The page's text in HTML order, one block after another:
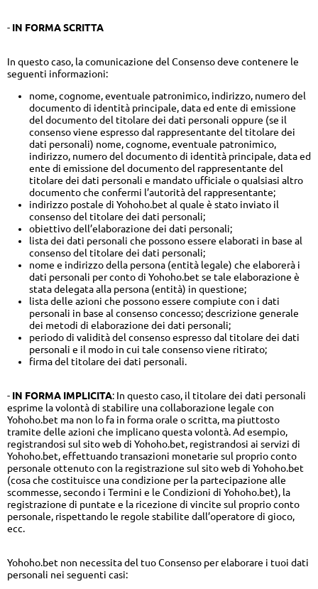
- IN FORMA SCRITTA
In questo caso, la comunicazione del Consenso deve contenere le
seguenti informazioni:
nome, cognome, eventuale patronimico, indirizzo, numero del
documento di identità principale, data ed ente di emissione
del documento del titolare dei dati personali oppure (se il
consenso viene espresso dal rappresentante del titolare dei
dati personali) nome, cognome, eventuale patronimico,
indirizzo, numero del documento di identità principale, data ed
ente di emissione del documento del rappresentante del
titolare dei dati personali e mandato ufficiale o qualsiasi altro
documento che confermi l’autorità del rappresentante;
indirizzo postale di Yohoho.bet al quale è stato inviato il
consenso del titolare dei dati personali;
obiettivo dell’elaborazione dei dati personali;
lista dei dati personali che possono essere elaborati in base al
consenso del titolare dei dati personali;
nome e indirizzo della persona (entità legale) che elaborerà i
dati personali per conto di Yohoho.bet se tale elaborazione è
stata delegata alla persona (entità) in questione;
lista delle azioni che possono essere compiute con i dati
personali in base al consenso concesso; descrizione generale
dei metodi di elaborazione dei dati personali;
periodo di validità del consenso espresso dal titolare dei dati
personali e il modo in cui tale consenso viene ritirato;
firma del titolare dei dati personali.
- IN FORMA IMPLICITA: In questo caso, il titolare dei dati personali
esprime la volontà di stabilire una collaborazione legale con
Yohoho.bet ma non lo fa in forma orale o scritta, ma piuttosto
tramite delle azioni che implicano questa volontà. Ad esempio,
registrandosi sul sito web di Yohoho.bet, registrandosi ai servizi di
Yohoho.bet, effettuando transazioni monetarie sul proprio conto
personale ottenuto con la registrazione sul sito web di Yohoho.bet
(cosa che costituisce una condizione per la partecipazione alle
scommesse, secondo i Termini e le Condizioni di Yohoho.bet), la
registrazione di puntate e la ricezione di vincite sul proprio conto
personale, rispettando le regole stabilite dall’operatore di gioco,
ecc.
Yohoho.bet non necessita del tuo Consenso per elaborare i tuoi dati
personali nei seguenti casi: